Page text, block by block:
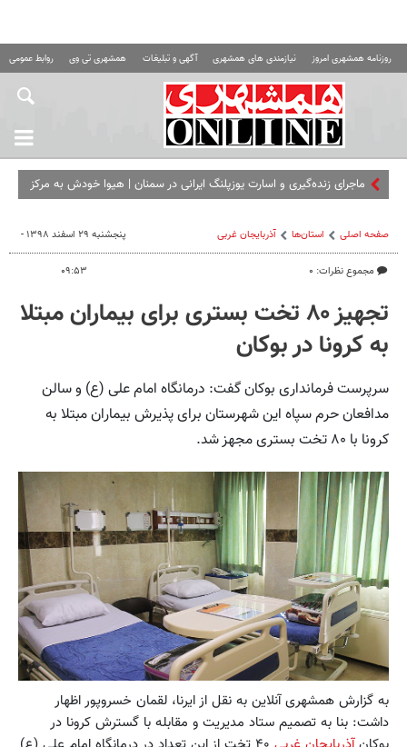
روزنامه همشهری امروز نیازمندی های همشهری آگهی و تبلیغات همشهری تی وی روابط عمومی
ماجرای زنده‌گیری و اسارت یوزپلنگ ایرانی در سمنان | هیوا خودش به مرکز
صفحه اصلی استان‌ها آذربایجان غربی
مجموع نظرات: ۰
پنجشنبه ۲۹ اسفند ۱۳۹۸ -
۰۹:۵۳
تجهیز ۸۰ تخت بستری برای بیماران مبتلا
به کرونا در بوکان
سرپرست فرمانداری بوکان گفت: درمانگاه امام علی (ع) و سالن
مدافعان حرم سپاه این شهرستان برای پذیرش بیماران مبتلا به
کرونا با ۸۰ تخت بستری مجهز شد.
به گزارش همشهری آنلاین به نقل از ایرنا، لقمان خسروپور اظهار
داشت: بنا به تصمیم ستاد مدیریت و مقابله با گسترش کرونا در